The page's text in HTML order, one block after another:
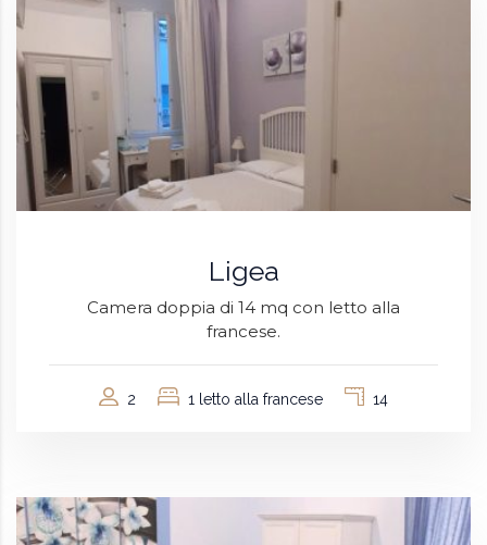
Ligea
Camera doppia di 14 mq con letto alla
francese.
2 1 letto alla francese 14